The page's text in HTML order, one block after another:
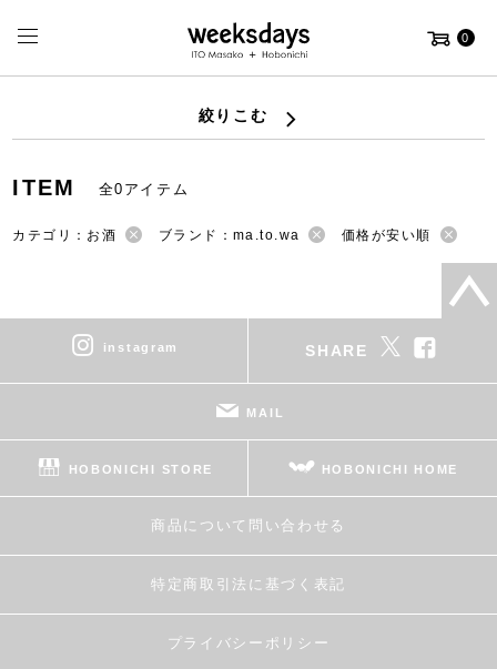
0
絞りこむ
ITEM 全0アイテム
カテゴリ：お酒 ブランド：ma.to.wa 価格が安い順
instagram SHARE
MAIL
HOBONICHI STORE HOBONICHI HOME
商品について問い合わせる
特定商取引法に基づく表記
プライバシーポリシー